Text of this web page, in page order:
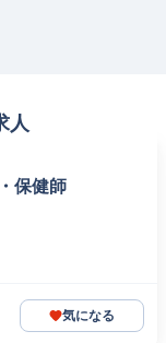
人
保健師
気になる